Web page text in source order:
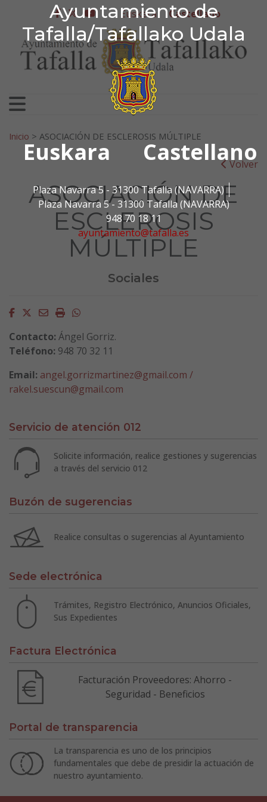
Ayuntamiento de
Tafalla/Tafallako Udala
Euskara Castellano
Plaza Navarra 5 - 31300 Tafalla (NAVARRA)
Plaza Navarra 5 - 31300 Tafalla (NAVARRA)
948 70 18 11
ayuntamiento@tafalla.es
Ir al contenido
Ayuntamiento de
facebook
twitter
youtube
Euskera Castellano
Search for:
Inicio > ASOCIACIÓN DE ESCLEROSIS MÚLTIPLE
Volver
ASOCIACIÓN DE
ESCLEROSIS
MÚLTIPLE
Sociales
Facebook
Twitter
EmailImprimirWhatsapp
Contacto: Ángel Gorriz.
Teléfono: 948 70 32 11
Email: angel.gorrizmartinez@gmail.com /
rakel.suescun@gmail.com
Servicio de atención 012
Solicite información, realice gestiones y sugerencias
a través del servicio 012
Buzón de sugerencias
Realice consultas o sugerencias al Ayuntamiento
Sede electrónica
Trámites, Registro Electrónico, Anuncios Oficiales,
Sus Expedientes
Factura Electrónica
Facturación Proveedores: Ahorro -
Seguridad - Beneficios
Portal de transparencia
La transparencia es uno de los principios
fundamentales que debe de presidir la actuación de
nuestro ayuntamiento.